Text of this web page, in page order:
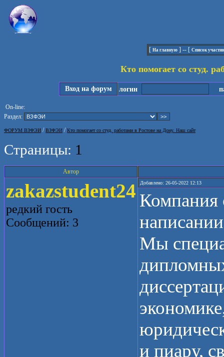
[ На главную ] -- [ Список
Кто помогает со студ.
Вход на форум логин
On-line:
Раздел:
ФОРУМ ВЗФЭИ /ВЗФЭИ /Кто помогает со студ. работами в Ростове на Дону. Наш сайт
Страницы: 1
Автор
zakazstudent24
редкий гость
Сообщений: 3
Добавлено: 26-05-2022 12:13
Компания
Мы
и пиару,